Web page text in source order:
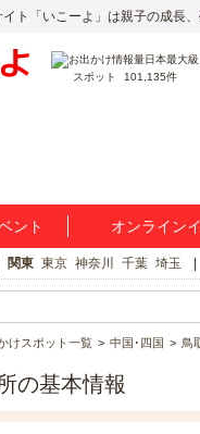
ト「いこーよ」は親子の成長
スポット 101,135件
ント オンライン
関東 東京 神奈川 千葉 埼玉
けスポット一覧 中国･四国 鳥
の基本情報